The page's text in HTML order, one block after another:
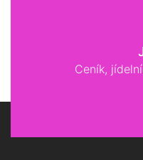
Ceník,